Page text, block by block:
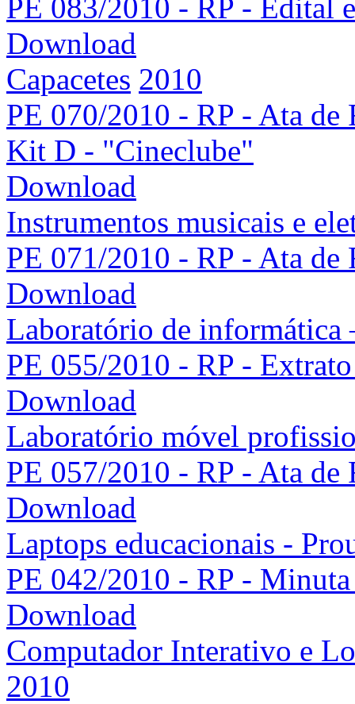
PE 083/2010 - RP - Edital
Download
Capacetes 2010
PE 070/2010 - RP - Ata de
Kit D - "Cineclube"
Download
Instrumentos musicais e
PE 071/2010 - RP - Ata de
Download
Laboratório de informática
PE 055/2010 - RP - Extrato
Download
Laboratório móvel
PE 057/2010 - RP - Ata de
Download
Laptops educacionais -
PE 042/2010 - RP -
Download
Computador Interativo e
2010